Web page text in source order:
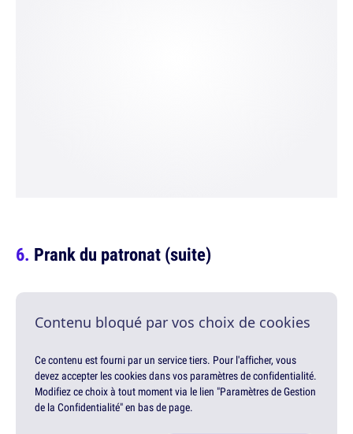
Prank du patronat (suite)
Contenu bloqué par vos choix de cookies
Ce contenu est fourni par un service tiers. Pour l'afficher, vous
devez accepter les cookies dans vos paramètres de confidentialité.
Modifiez ce choix à tout moment via le lien "Paramètres de Gestion
de la Confidentialité" en bas de page.